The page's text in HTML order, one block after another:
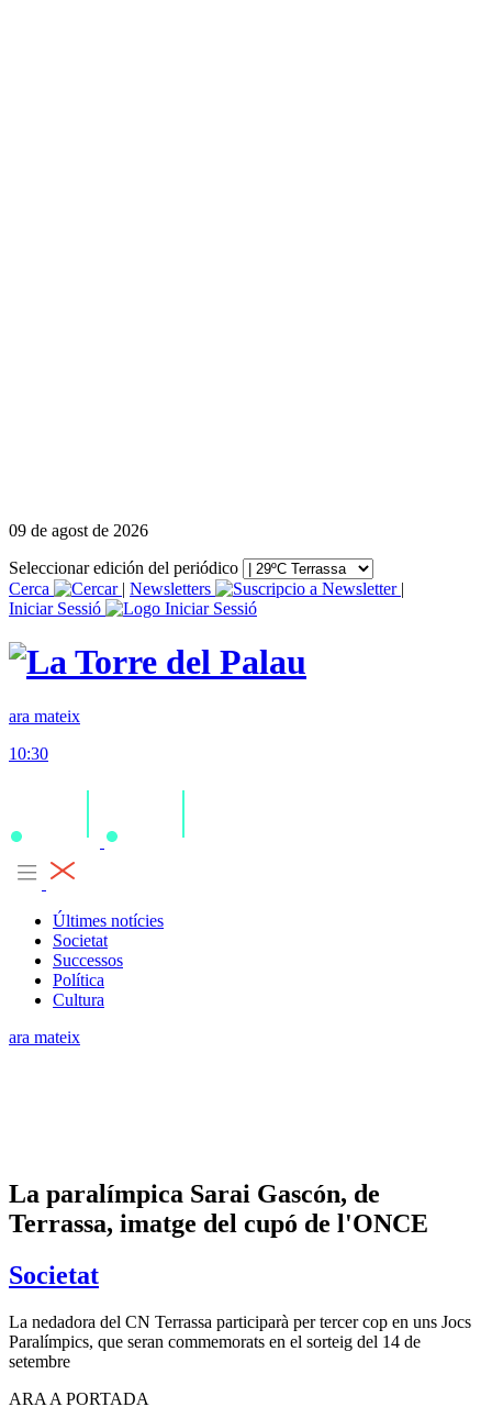
09 de agost de 2026
Seleccionar edición del periódico
Cerca
| Newsletters
|
Iniciar Sessió
ara mateix
10:30
Últimes notícies
Societat
Successos
Política
Cultura
ara mateix
La paralímpica Sarai Gascón, de
Terrassa, imatge del cupó de l'ONCE
Societat
La nedadora del CN Terrassa participarà per tercer cop en uns Jocs
Paralímpics, que seran commemorats en el sorteig del 14 de
setembre
ARA A PORTADA